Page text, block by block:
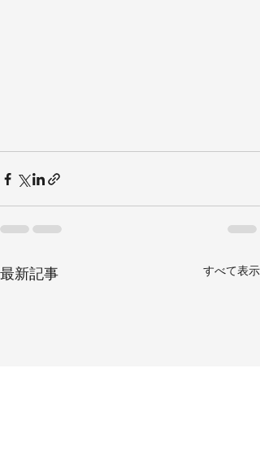
最新記事 すべて表示